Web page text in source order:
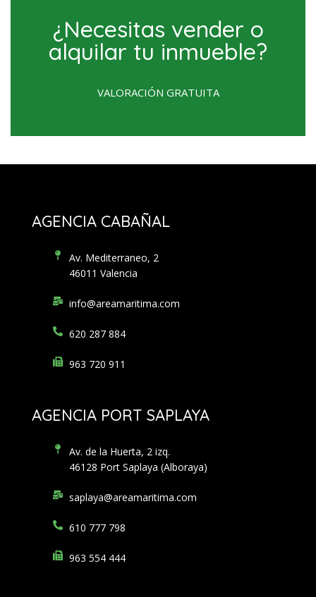
¿Necesitas vender o
alquilar tu inmueble?
VALORACIÓN GRATUITA
AGENCIA CABAÑAL
Av. Mediterraneo, 2
46011 Valencia
info@areamaritima.com
620 287 884
963 720 911
AGENCIA PORT SAPLAYA
Av. de la Huerta, 2 izq.
46128 Port Saplaya (Alboraya)
saplaya@areamaritima.com
610 777 798
963 554 444